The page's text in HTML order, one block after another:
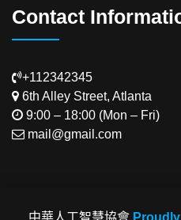
Contact
+112342345
6th Alley Street, Atlanta
9:00 – 18:00 (Mon – Fri)
mail@gmail.com
中華人工智慧協會